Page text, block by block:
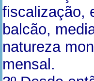
fiscalização,
balcão,
natureza
mensal.